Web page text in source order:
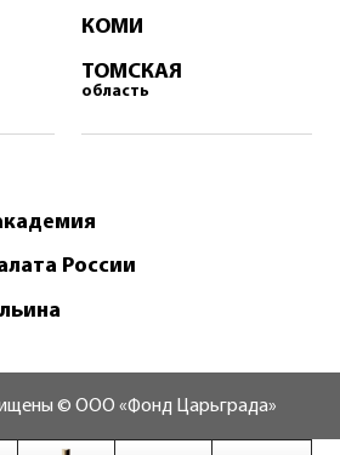
КОМИ
ТОМСКАЯ
область
России
© ООО «Фонд Царьграда»